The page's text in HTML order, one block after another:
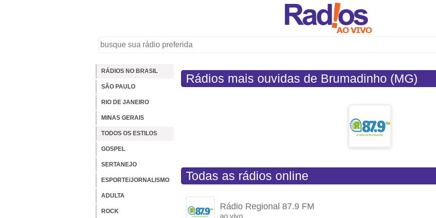
RÁDIOS NO BRASIL
SÃO PAULO
RIO DE JANEIRO
MINAS GERAIS
TODOS OS ESTILOS
GOSPEL
SERTANEJO
ESPORTE/JORNALISMO
ADULTA
ROCK
Rádios mais ouvidas de Brumadinho (MG)
Todas as rádios online
Rádio Regional 87.9 FM
ao vivo